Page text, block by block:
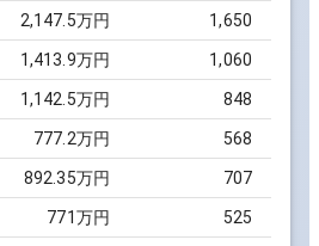
2,147.5万円 1,650
1,413.9万円 1,060
1,142.5万円 848
777.2万円 568
892.35万円 707
771万円 525